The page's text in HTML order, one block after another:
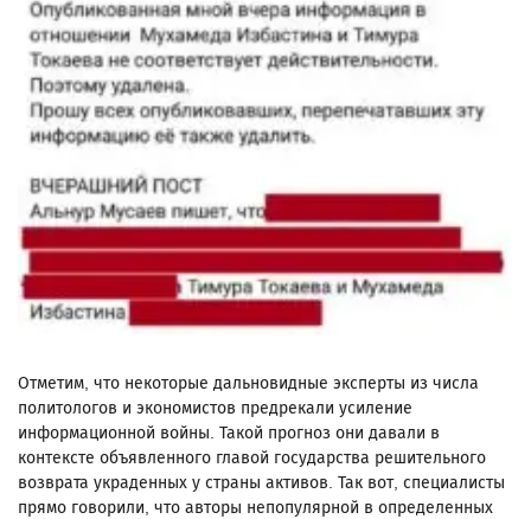
Отметим, что некоторые дальновидные эксперты из числа
политологов и экономистов предрекали усиление
информационной войны. Такой прогноз они давали в
контексте объявленного главой государства решительного
возврата украденных у страны активов. Так вот, специалисты
прямо говорили, что авторы непопулярной в определенных